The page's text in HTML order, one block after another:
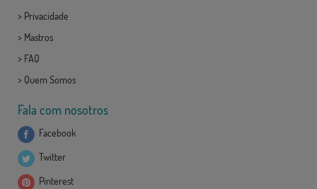
> Privacidade
> Mastros
> FAQ
> Quem Somos
Fala com nosotros
Facebook
Twitter
Pinterest